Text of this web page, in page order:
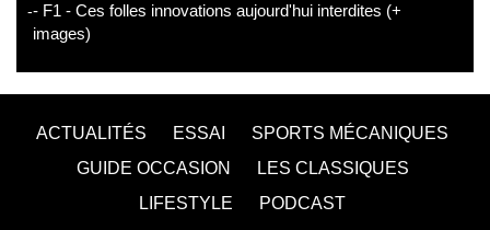
- F1 - Ces folles innovations aujourd'hui interdites (+
images)
ACTUALITÉS ESSAI
SPORTS MÉCANIQUES
GUIDE OCCASION
LES CLASSIQUES
LIFESTYLE
PODCAST